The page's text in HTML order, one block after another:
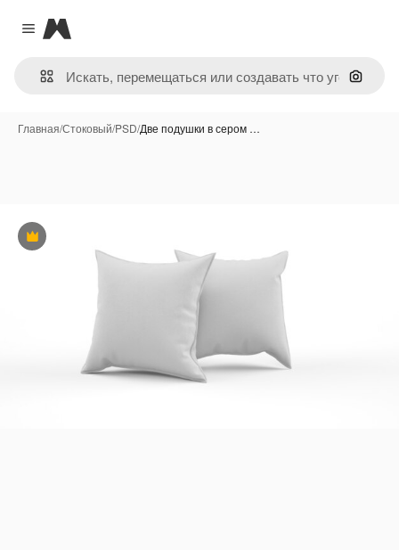
Close menu
Magnific
Поиск
Главная/Стоковый/PSD/Две подушки в сером …
Премиум